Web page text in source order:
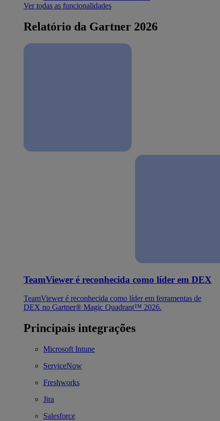
Ver todas as funcionalidades
Relatório da Gartner 2026
TeamViewer é reconhecida como líder em DEX
TeamViewer é reconhecida como líder em ferramentas de
DEX no Gartner® Magic Quadrant™ 2026.
Principais integrações
Microsoft Intune
ServiceNow
Freshworks
Jira
Salesforce